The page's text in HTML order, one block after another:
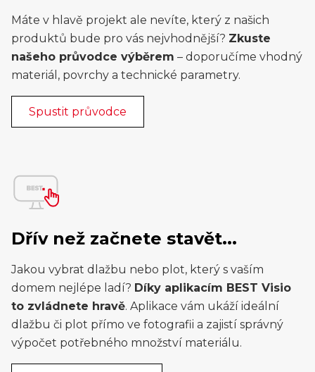
Máte v hlavě projekt ale nevíte, který z našich
produktů bude pro vás nejvhodnější? Zkuste
našeho průvodce výběrem – doporučíme vhodný
materiál, povrchy a technické parametry.
Spustit průvodce
Dřív než začnete stavět...
Jakou vybrat dlažbu nebo plot, který s vaším
domem nejlépe ladí? Díky aplikacím BEST Visio
to zvládnete hravě. Aplikace vám ukáží ideální
dlažbu či plot přímo ve fotografii a zajistí správný
výpočet potřebného množství materiálu.